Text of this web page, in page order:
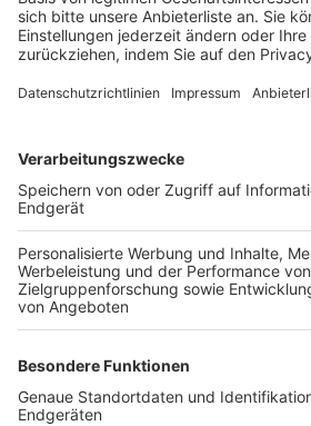
FOLGE DEM BFV
TOP-VEREINE
TOP-PARTNER